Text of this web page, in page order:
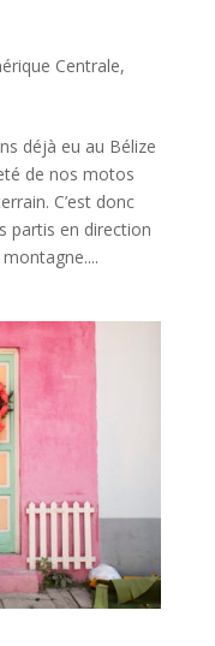
Centrale,
déjà eu au Bélize
de nos motos
C’est donc
partis en direction